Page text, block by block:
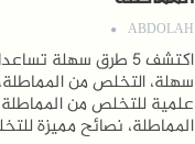
ABDOLAH
سهلة، التخلص من
علمية للتخلص من
المماطلة، نصائح مميزة